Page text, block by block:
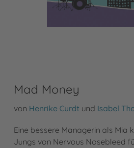
Mad Money
von Henrike Curdt und Isabel
Eine bessere Managerin als Mia
Jungs von Nervous Nosebleed